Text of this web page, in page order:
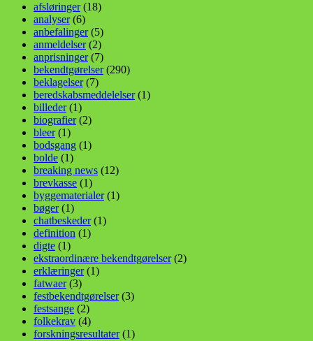
afsløringer(18)
analyser(6)
anbefalinger(5)
anmeldelser(2)
anprisninger(7)
bekendtgørelser(290)
beklagelser(7)
beredskabsmeddelelser(1)
billeder(1)
biografier(2)
bleer(1)
bodsgang (1)
bolde (1)
breaking news (12)
brevkasse (1)
byggematerialer(1)
bøger(1)
chatbeskeder(1)
definition (1)
digte (1)
ekstraordinære bekendtgørelser(2)
erklæringer(1)
fatwaer(3)
festbekendtgørelser(3)
festsange (2)
folkekrav (4)
forskningsresultater(1)